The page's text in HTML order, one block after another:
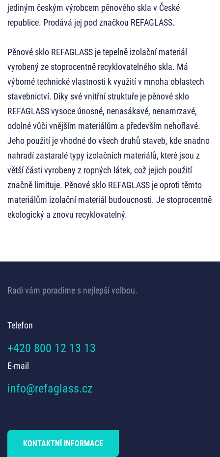
jediným českým výrobcem pěnového skla v České
republice. Prodává jej pod značkou REFAGLASS.
Pěnové sklo REFAGLASS je tepelně izolační materiál
vyrobený ze stoprocentně recyklovatelného skla. Má
výborné technické vlastnosti k využití v mnoha oblastech
stavebnictví. Díky své vnitřní struktuře je pěnové sklo
REFAGLASS vysoce únosné, nenasákavé, nenamrzavé,
odolné vůči vnějším materiálům a především nehořlavé.
Jeho použití je vhodné do všech druhů staveb, kde snadno
nahradí zastaralé typy izolačních materiálů, které jsou z
větší části vyrobeny z ropných látek, což jejich použití
značně limituje. Pěnové sklo REFAGLASS je oproti těmto
materiálům izolační materiál budoucnosti. Je stoprocentně
ekologický a znovu recyklovatelný.
Radi vám poradíme s nejlepší volbou.
Telefon
+420 800 12 13 13
E-mail
info@refaglass.cz
KONTAKTNÍ INFORMACE